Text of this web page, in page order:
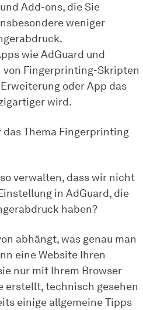
Add-ons, die Sie
weniger
wie AdGuard und
von Fingerprinting-Skripten
oder App das
wird.
Thema Fingerprinting
verwalten, dass wir nicht
in AdGuard, die
haben?
abhängt, was genau man
eine Website Ihren
nur mit Ihrem Browser
erstellt, technisch gesehen
einige allgemeine Tipps